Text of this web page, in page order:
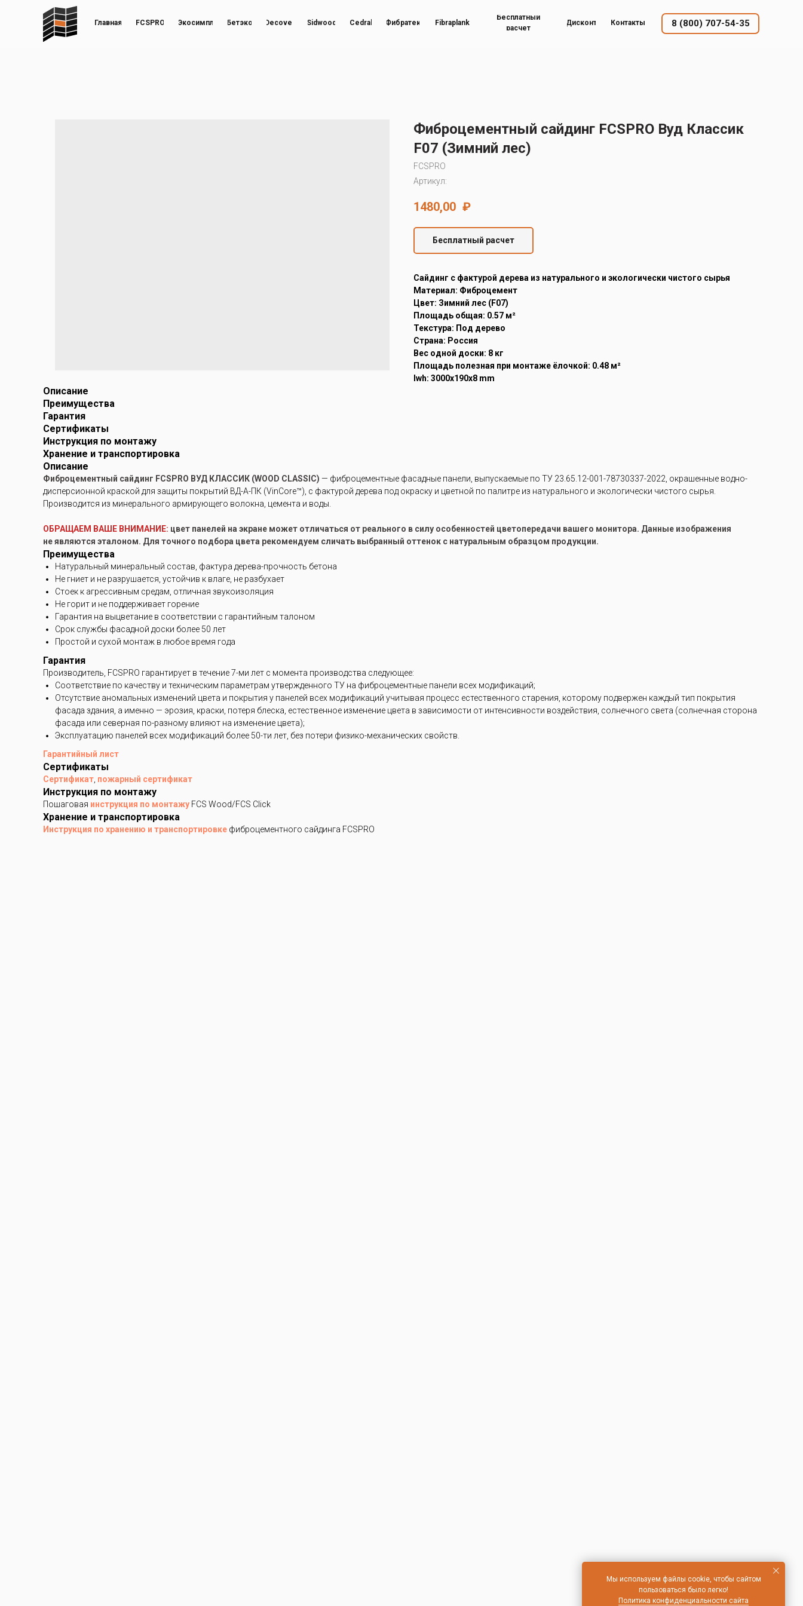
8 (800) 707-54-35
Главная FCSPRO Бетэко Decover Sidwood Cedral Фибратек
Бесплатный
расчет
Контакты
Дисконт
Экосимпл Fibraplank
Фиброцементный сайдинг FCSPRO Вуд Классик
F07 (Зимний лес)
FCSPRO
Артикул:
1480,00 ₽
Бесплатный расчет
Cайдинг с фактурой дерева из натурального и экологически чистого сырья
Материал: Фиброцемент
Цвет: Зимний лес (F07)
Площадь общая: 0.57 м²
Текстура: Под дерево
Страна: Россия
Вес одной доски: 8 кг
Площадь полезная при монтаже ёлочкой: 0.48 м²
lwh: 3000x190x8 mm
Описание
Преимущества
Гарантия
Сертификаты
Инструкция по монтажу
Хранение и транспортировка
Описание
Фиброцементный сайдинг FCSPRO ВУД КЛАССИК (WOOD CLASSIC) — фиброцементные фасадные панели, выпускаемые по ТУ 23.65.12-001-78730337-2022, окрашенные водно-
дисперсионной краской для защиты покрытий ВД-А-ПК (VinCore™), с фактурой дерева под окраску и цветной по палитре из натурального и экологически чистого сырья.
Производится из минерального армирующего волокна, цемента и воды.
ОБРАЩАЕМ ВАШЕ ВНИМАНИЕ: цвет панелей на экране может отличаться от реального в силу особенностей цветопередачи вашего монитора. Данные изображения
не являются эталоном. Для точного подбора цвета рекомендуем сличать выбранный оттенок с натуральным образцом продукции.
Преимущества
Натуральный минеральный состав, фактура дерева-прочность бетона
Не гниет и не разрушается, устойчив к влаге, не разбухает
Стоек к агрессивным средам, отличная звукоизоляция
Не горит и не поддерживает горение
Гарантия на выцветание в соответствии с гарантийным талоном
Срок службы фасадной доски более 50 лет
Простой и сухой монтаж в любое время года
Гарантия
Производитель, FCSPRO гарантирует в течение 7-ми лет с момента производства следующее:
Соответствие по качеству и техническим параметрам утвержденного ТУ на фиброцементные панели всех модификаций;
Отсутствие аномальных изменений цвета и покрытия у панелей всех модификаций учитывая процесс естественного старения, которому подвержен каждый тип покрытия
фасада здания, а именно — эрозия, краски, потеря блеска, естественное изменение цвета в зависимости от интенсивности воздействия, солнечного света (солнечная сторона
фасада или северная по-разному влияют на изменение цвета);
Эксплуатацию панелей всех модификаций более 50-ти лет, без потери физико-механических свойств.
Гарантийный лист
Сертификаты
Сертификат, пожарный сертификат
Инструкция по монтажу
Пошаговая инструкция по монтажу FCS Wood/FCS Click
Хранение и транспортировка
Инструкция по хранению и транспортировке фиброцементного сайдинга FCSPRO
Мы используем файлы cookie, чтобы сайтом
пользоваться было легко!
Политика конфиденциальности сайта